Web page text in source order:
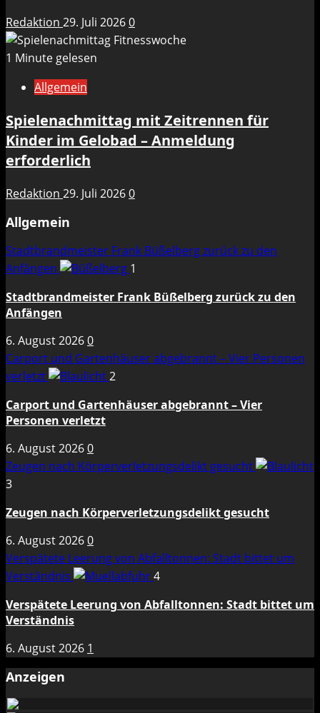
Redaktion 29. Juli 20260
1 Minute gelesen
Allgemein
Spielenachmittag mit Zeitrennen für
Kinder im Gelobad – Anmeldung
erforderlich
Redaktion 29. Juli 20260
Allgemein
Stadtbrandmeister Frank Büßelberg zurück zu den
Anfängen
1
Stadtbrandmeister Frank Büßelberg zurück zu den
Anfängen
6. August 20260
Carport und Gartenhäuser abgebrannt – Vier Personen
verletzt
2
Carport und Gartenhäuser abgebrannt – Vier
Personen verletzt
6. August 20260
Zeugen nach Körperverletzungsdelikt gesucht
3
Zeugen nach Körperverletzungsdelikt gesucht
6. August 20260
Verspätete Leerung von Abfalltonnen: Stadt bittet um
Verständnis
4
Verspätete Leerung von Abfalltonnen: Stadt bittet um
Verständnis
6. August 2026 1
Anzeigen